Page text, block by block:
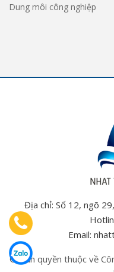
Dung môi công nghiệp
Địa chỉ: Số 12, ngõ
Email:
© Bản quyền thuộc về